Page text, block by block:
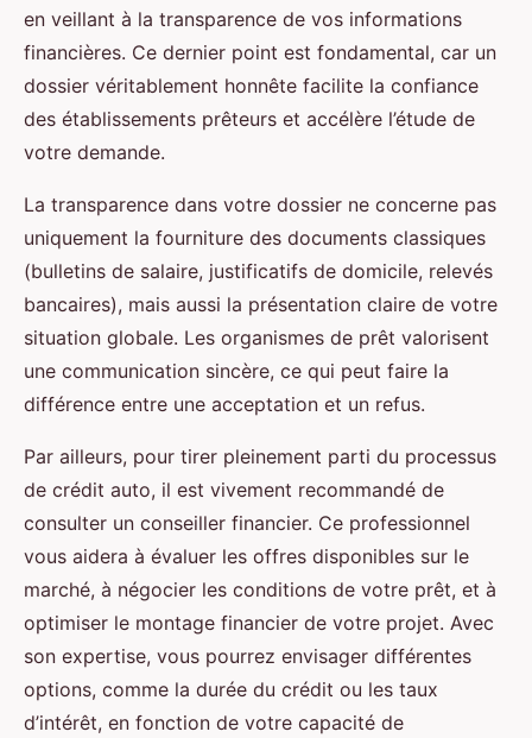
en veillant à la transparence de vos informations
financières. Ce dernier point est fondamental, car un
dossier véritablement honnête facilite la confiance
des établissements prêteurs et accélère l’étude de
votre demande.
La transparence dans votre dossier ne concerne pas
uniquement la fourniture des documents classiques
(bulletins de salaire, justificatifs de domicile, relevés
bancaires), mais aussi la présentation claire de votre
situation globale. Les organismes de prêt valorisent
une communication sincère, ce qui peut faire la
différence entre une acceptation et un refus.
Par ailleurs, pour tirer pleinement parti du processus
de crédit auto, il est vivement recommandé de
consulter un conseiller financier. Ce professionnel
vous aidera à évaluer les offres disponibles sur le
marché, à négocier les conditions de votre prêt, et à
optimiser le montage financier de votre projet. Avec
son expertise, vous pourrez envisager différentes
options, comme la durée du crédit ou les taux
d’intérêt, en fonction de votre capacité de